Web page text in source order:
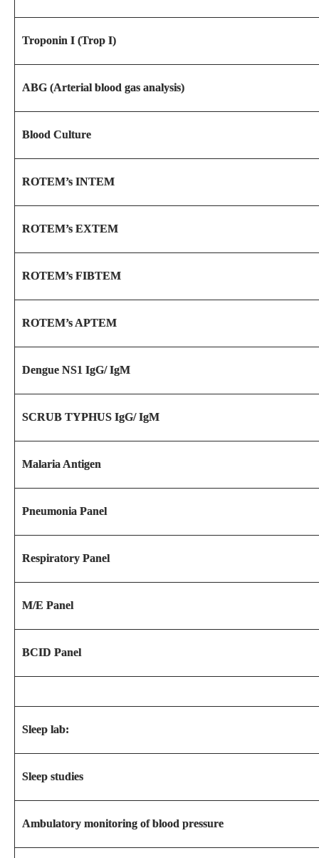
Troponin I (Trop I)
ABG (Arterial blood gas analysis)
Blood Culture
ROTEM’s INTEM
ROTEM’s EXTEM
ROTEM’s FIBTEM
ROTEM’s APTEM
Dengue NS1 IgG/ IgM
SCRUB TYPHUS IgG/ IgM
Malaria Antigen
Pneumonia Panel
Respiratory Panel
M/E Panel
BCID Panel
Sleep lab:
Sleep studies
Ambulatory monitoring of blood pressure